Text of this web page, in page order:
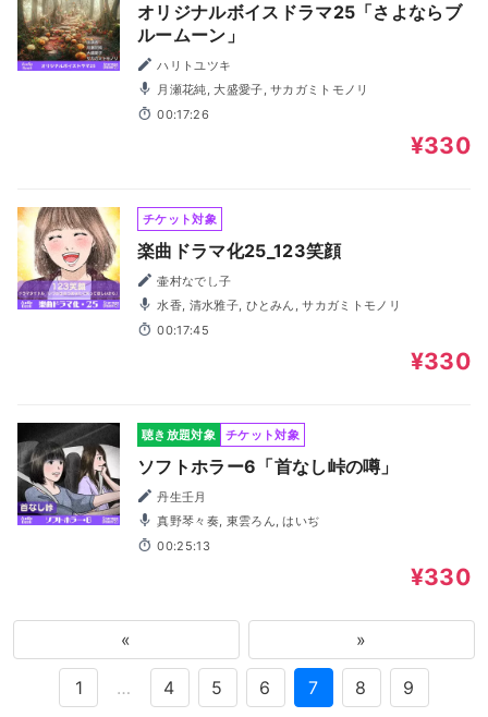
オリジナルボイスドラマ25「さよならブ
ルームーン」
ハリトユツキ
月瀬花純, 大盛愛子, サカガミトモノリ
00:17:26
¥330
チケット対象
楽曲ドラマ化25_123笑顔
壷村なでし子
水香, 清水雅子, ひとみん, サカガミトモノリ
00:17:45
¥330
聴き放題対象 チケット対象
ソフトホラー6「首なし峠の噂」
丹生壬月
真野琴々奏, 東雲ろん, はいぢ
00:25:13
¥330
« »
1 … 4 5 6 7 8 9